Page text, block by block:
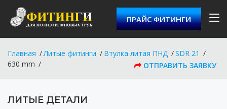
ПРАЙС ФИТИНГИ
Главная Литые фитинги Втулка литая ПНД
SDR 21
630 mm
ОТПРАВИТЬ ЗАЯВКУ
ЛИТЫЕ ДЕТАЛИ